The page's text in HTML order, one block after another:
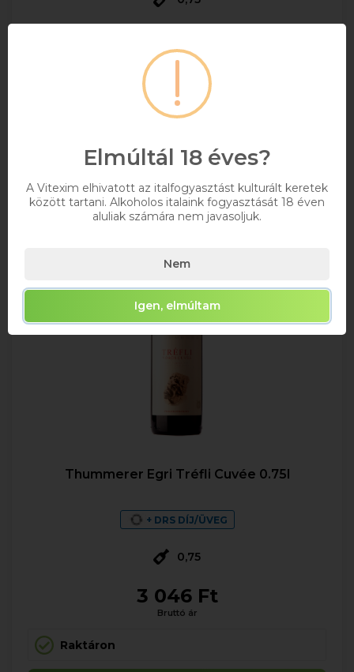
Bruttó ár
Thummerer Egri Tréfli Cuvée 0.75l
+ DRS DÍJ/ÜVEG
0,75
3 046 Ft
Bruttó ár
Raktáron
Elmúltál 18 éves?
A Vitexim elhivatott az italfogyasztást kulturált keretek
között tartani. Alkoholos italaink fogyasztását 18 éven
aluliak számára nem javasoljuk.
Nem
Igen, elmúltam